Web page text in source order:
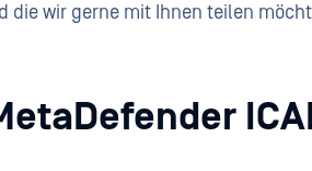
die wir gerne mit Ihnen teilen